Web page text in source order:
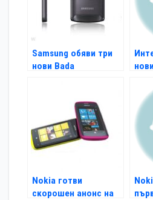
Samsung обяви три
нови Bada
Nokia готви
скорошен анонс на